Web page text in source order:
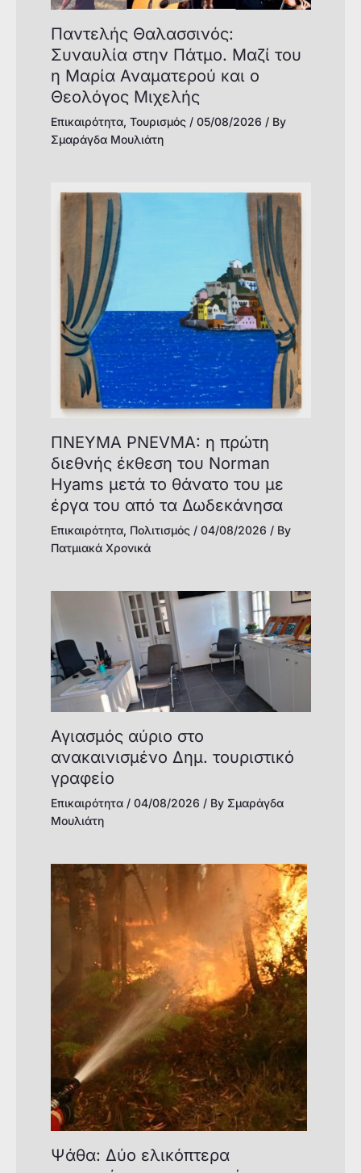
Παντελής Θαλασσινός:
Συναυλία στην Πάτμο. Μαζί του
η Μαρία Αναματερού και ο
Θεολόγος Μιχελής
Επικαιρότητα, Τουρισμός/ 05/08/2026 / By
Σμαράγδα Μουλιάτη
ΠΝΕΥΜΑ PNEVMA: η πρώτη
διεθνής έκθεση του Norman
Hyams μετά το θάνατο του με
έργα του από τα Δωδεκάνησα
Επικαιρότητα, Πολιτισμός/ 04/08/2026 / By
Πατμιακά Χρονικά
Αγιασμός αύριο στο
ανακαινισμένο Δημ. τουριστικό
γραφείο
Επικαιρότητα/ 04/08/2026 / By Σμαράγδα
Μουλιάτη
Ψάθα: Δύο ελικόπτερα